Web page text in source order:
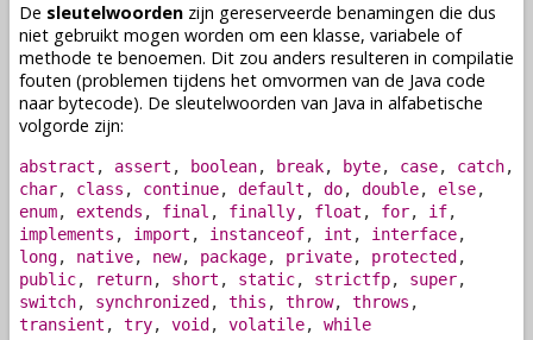
De sleutelwoorden zijn gereserveerde benamingen die dus
niet gebruikt mogen worden om een klasse, variabele of
methode te benoemen. Dit zou anders resulteren in compilatie
fouten (problemen tijdens het omvormen van de Java code
naar bytecode). De sleutelwoorden van Java in alfabetische
volgorde zijn:
abstract , assert , boolean, break, byte, case, catch,
char, class , continue, default , do, double, else,
enum, extends , final , finally, float , for, if,
implements , import , instanceof, int , interface,
long, native, new, package, private, protected ,
public, return, short , static, strictfp, super,
switch, synchronized , this , throw, throws ,
transient , try, void , volatile, while